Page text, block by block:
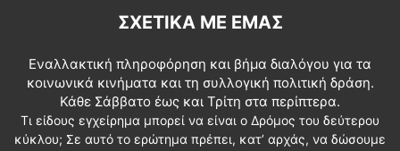
ΣΧΕΤΙΚΆ ΜΕ ΕΜΆΣ
Εναλλακτική πληροφόρηση και βήμα διαλόγου για τα
κοινωνικά κινήματα και τη συλλογική πολιτική δράση.
Κάθε Σάββατο έως και Τρίτη στα περίπτερα.
Τι είδους εγχείρημα μπορεί να είναι ο Δρόμος του δεύτερου
κύκλου; Σε αυτό το ερώτημα πρέπει, κατ’ αρχάς, να δώσουμε